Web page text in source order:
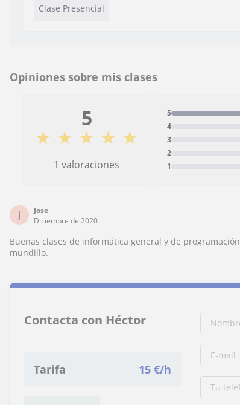
Clase Presencial
Opiniones sobre mis clases
5
★ ★ ★ ★ ★
1 valoraciones 1
2
3
4
5
J
Jose
Diciembre de 2020
Buenas clases de informática general y de
mundillo.
Contacta con Héctor
Tarifa 15 €/h